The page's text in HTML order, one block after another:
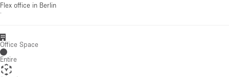
Flex office in Berlin
·
Office Space
Entire